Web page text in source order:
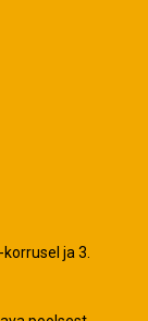
ja 3.